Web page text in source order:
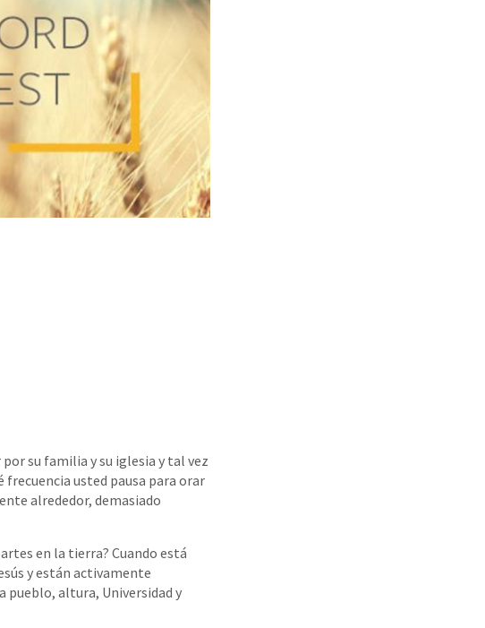
su familia y su iglesia y tal vez
frecuencia usted pausa para orar
alrededor, demasiado
en la tierra? Cuando está
y están activamente
pueblo, altura, Universidad y